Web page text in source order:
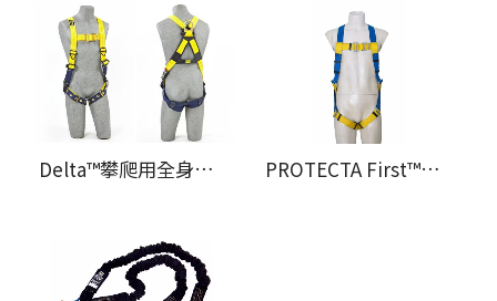
Delta™攀爬用全身式安全帶 PROTECTA First™攀爬用全身式安全帶